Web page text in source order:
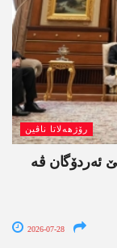
رۆژھەلاتا ناڤین
ئەردۆگان ڤە
2026-07-28